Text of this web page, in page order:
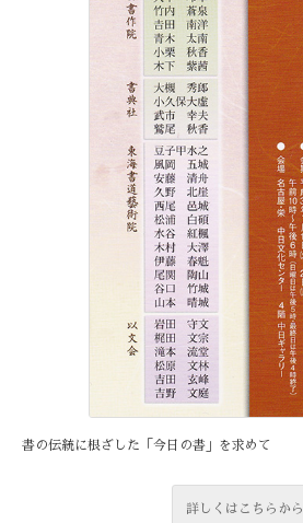
書の伝統に根ざした「今日の書」を求めて
詳しくはこちらから